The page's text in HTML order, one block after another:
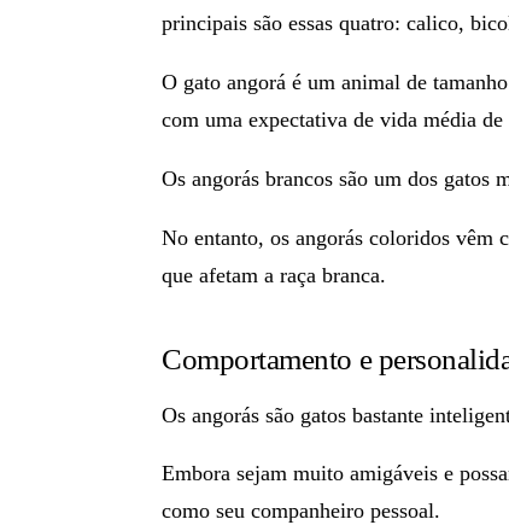
principais são essas quatro:calico,
O gato angorá é um animal de
com uma expectativa devida média de
Os angorás brancos são um dos gatos
No entanto, osangorás coloridos vêm
que afetam a raça branca.
Comportamento e
Os angorás são gatos bastante
Embora sejam muito amigáveis e
como seu companheiro pessoal.